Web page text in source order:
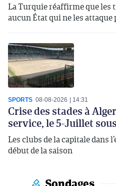
La Turquie réaffirme que les
aucun État qui ne les attaque
SPORTS 08-08-2026 14:31
Crise des stades à
service, le 5-Juillet
Les clubs de la capitale dans
début de la saison